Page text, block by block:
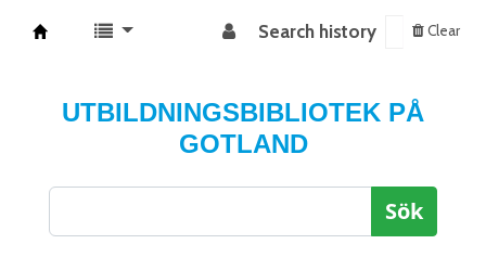
Search history Clear
UTBILDNINGSBIBLIOTEK PÅ
GOTLAND
Sök